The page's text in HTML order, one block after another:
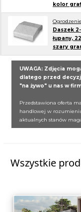
kolor
Daszek
łupany,
szary
UWAGA: Zdjęcia
dlatego przed
"na żywo" u nas w
Przedstawiona oferta
handlowej w
aktualnych stanów
Wszystkie